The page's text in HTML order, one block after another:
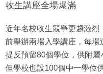
收生講座全場爆滿
近年名校收生競爭更趨激烈
前舉辦兩場入學講座，每場
提反預留80個學位，供附屬
但學校也設100個中一學位